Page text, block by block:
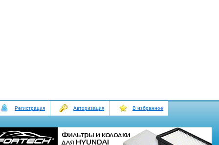
Регистрация Авторизация В избранное